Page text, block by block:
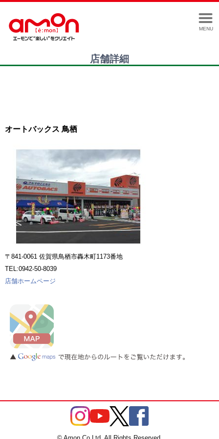
MENU
店舗詳細
オートバックス 鳥栖
〒841-0061 佐賀県鳥栖市轟木町1173番地
TEL:0942-50-8039
店舗ホームページ